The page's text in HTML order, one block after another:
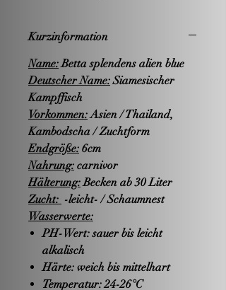
Kurzinformation
Name:Betta splendens alien blue
Deutscher Name:Siamesischer
Kampffisch
Vorkommen:Asien / Thailand,
Kambodscha / Zuchtform
Endgröße: 6cm
Nahrung: carnivor
Hälterung:Becken ab 30 Liter
Zucht: -leicht- / Schaumnest
Wasserwerte:
PH-Wert: sauer bis leicht
alkalisch
Härte: weich bis mittelhart
Temperatur: 24-26°C